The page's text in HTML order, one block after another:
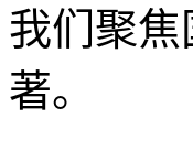
我们聚
著。